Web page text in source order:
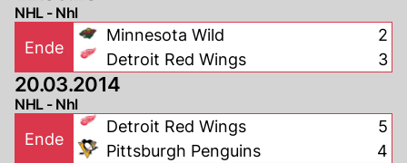
NHL - Nhl
Ende
Minnesota Wild
Detroit Red Wings
2
3
20.03.2014
NHL - Nhl
Ende
Detroit Red Wings
Pittsburgh Penguins
5
4